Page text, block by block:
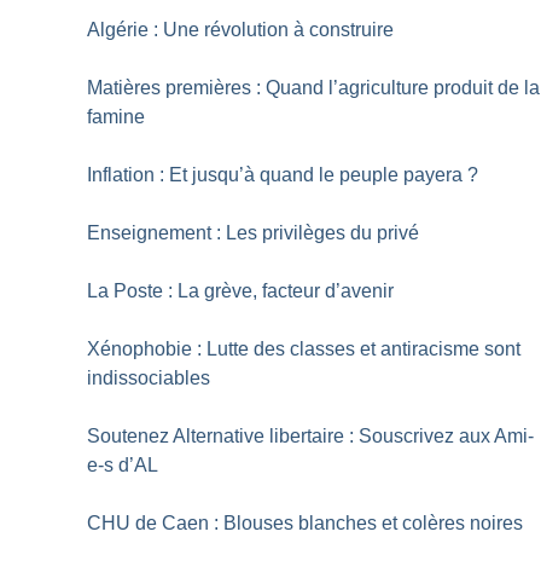
Algérie : Une révolution à construire
Matières premières : Quand l’agriculture produit de la
famine
Inflation : Et jusqu’à quand le peuple payera ?
Enseignement : Les privilèges du privé
La Poste : La grève, facteur d’avenir
Xénophobie : Lutte des classes et antiracisme sont
indissociables
Soutenez Alternative libertaire : Souscrivez aux Ami-
e-s d’AL
CHU de Caen : Blouses blanches et colères noires